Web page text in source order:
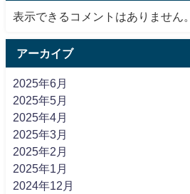
表示できるコメントはありません。
アーカイブ
2025年6月
2025年5月
2025年4月
2025年3月
2025年2月
2025年1月
2024年12月